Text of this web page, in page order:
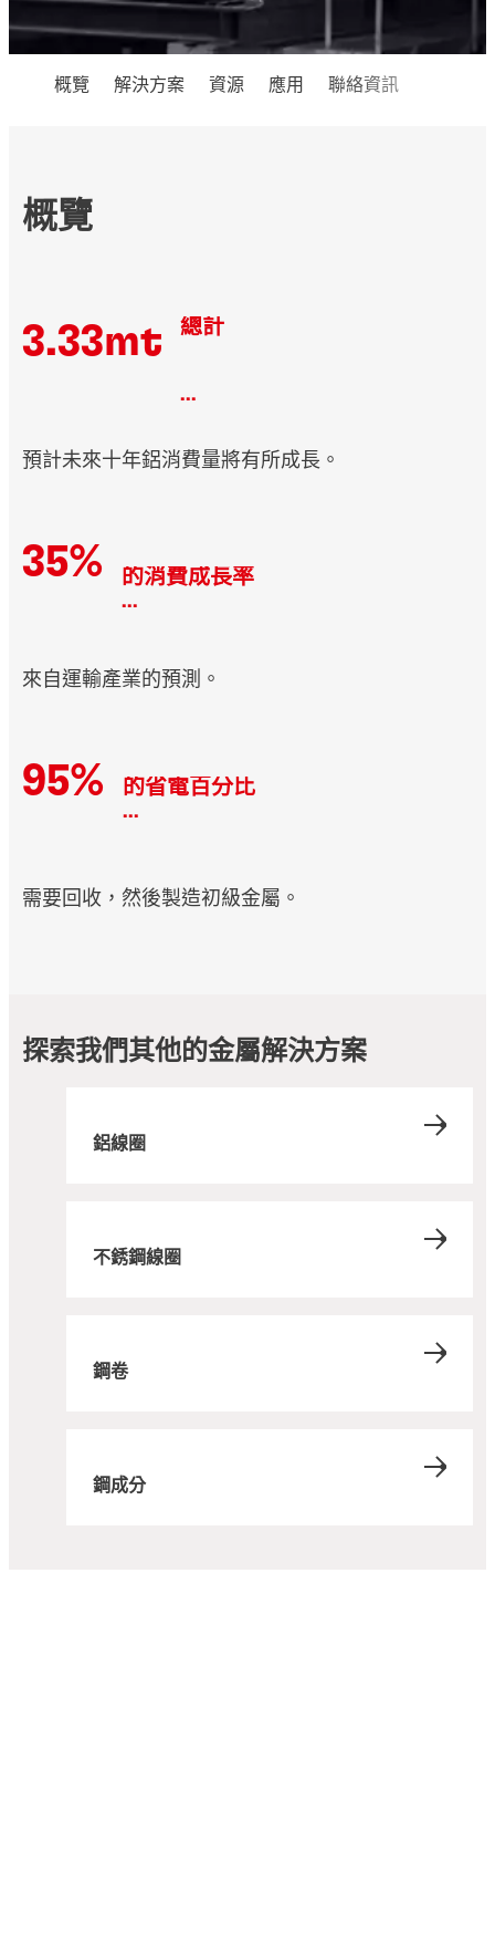
概覽 解決方案 資源 應用 聯絡資訊
概覽
3.33mt 總計
...
預計未來十年鋁消費量將有所成長。
35% 的消費成長率
...
來自運輸產業的預測。
95% 的省電百分比
...
需要回收，然後製造初級金屬。
探索我們其他的金屬解決方案
鋁線圈
不銹鋼線圈
鋼卷
鋼成分